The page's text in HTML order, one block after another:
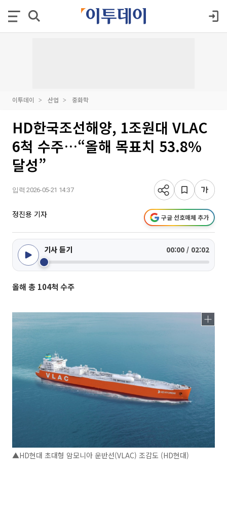
이투데이 산업 중화학
HD한국조선해양, 1조원대 VLAC
6척 수주…“올해 목표치 53.8%
달성”
입력 2026-05-21 14:37
정진용 기자 구글 선호매체 추가
기사 듣기 00:00 / 02:02
올해 총 104척 수주
▲HD현대 초대형 암모니아 운반선(VLAC) 조감도 (HD현대)